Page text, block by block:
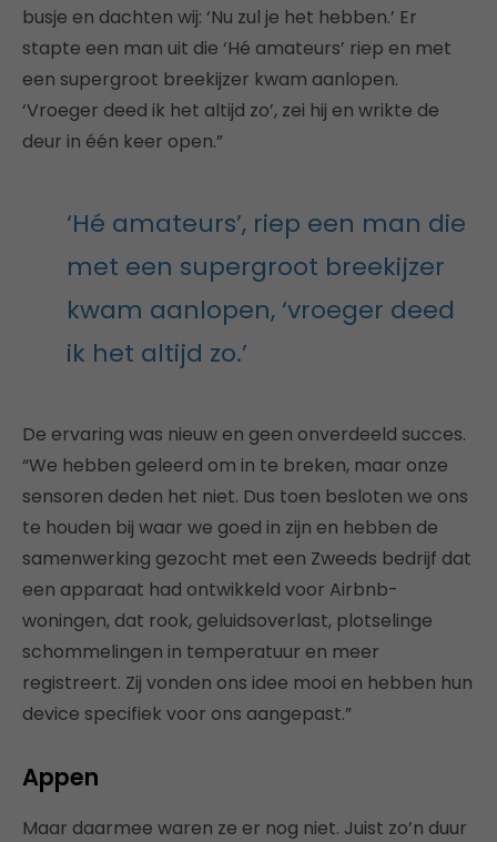
busje en dachten wij: ‘Nu zul je het hebben.’ Er
stapte een man uit die ‘Hé amateurs’ riep en met
een supergroot breekijzer kwam aanlopen.
‘Vroeger deed ik het altijd zo’, zei hij en wrikte de
deur in één keer open.”
‘Hé amateurs’, riep een man die
met een supergroot breekijzer
kwam aanlopen, ‘vroeger deed
ik het altijd zo.’
De ervaring was nieuw en geen onverdeeld succes.
“We hebben geleerd om in te breken, maar onze
sensoren deden het niet. Dus toen besloten we ons
te houden bij waar we goed in zijn en hebben de
samenwerking gezocht met een Zweeds bedrijf dat
een apparaat had ontwikkeld voor Airbnb-
woningen, dat rook, geluidsoverlast, plotselinge
schommelingen in temperatuur en meer
registreert. Zij vonden ons idee mooi en hebben hun
device specifiek voor ons aangepast.”
Appen
Maar daarmee waren ze er nog niet. Juist zo’n duur